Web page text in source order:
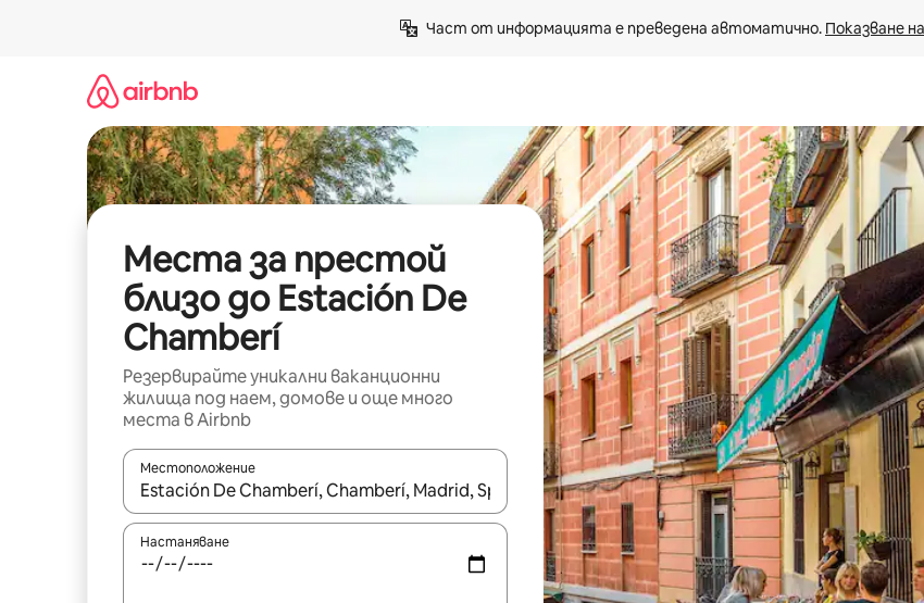
Част от информацията е преведена автоматично. Показване
Места за престой
близо до Estación De
Chamberí
Резервирайте уникални ваканционни
жилища под наем, домове и още много
места в Airbnb
Местоположение
Когато резултатите се покажат, използвайте клавишите със стрелки нагоре и надолу или
Настаняване